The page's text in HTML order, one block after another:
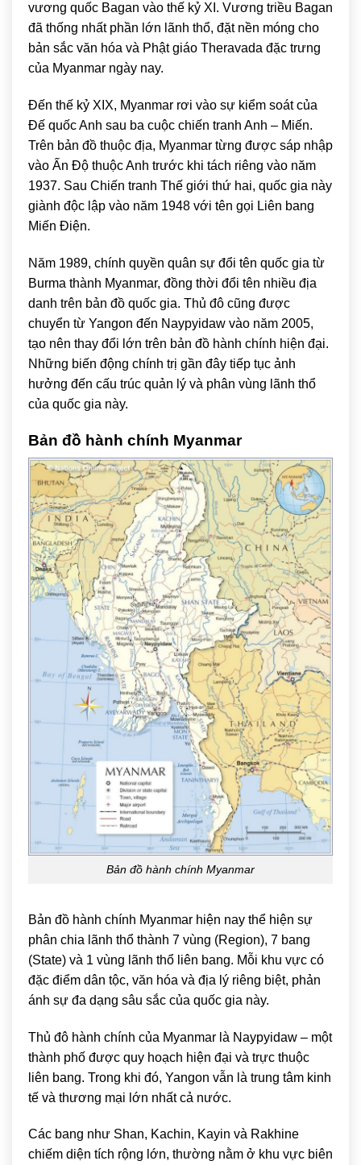
vương quốc Bagan vào thế kỷ XI. Vương triều Bagan
đã thống nhất phần lớn lãnh thổ, đặt nền móng cho
bản sắc văn hóa và Phật giáo Theravada đặc trưng
của Myanmar ngày nay.
Đến thế kỷ XIX, Myanmar rơi vào sự kiểm soát của
Đế quốc Anh sau ba cuộc chiến tranh Anh – Miến.
Trên bản đồ thuộc địa, Myanmar từng được sáp nhập
vào Ấn Độ thuộc Anh trước khi tách riêng vào năm
1937. Sau Chiến tranh Thế giới thứ hai, quốc gia này
giành độc lập vào năm 1948 với tên gọi Liên bang
Miến Điện.
Năm 1989, chính quyền quân sự đổi tên quốc gia từ
Burma thành Myanmar, đồng thời đổi tên nhiều địa
danh trên bản đồ quốc gia. Thủ đô cũng được
chuyển từ Yangon đến Naypyidaw vào năm 2005,
tạo nên thay đổi lớn trên bản đồ hành chính hiện đại.
Những biến động chính trị gần đây tiếp tục ảnh
hưởng đến cấu trúc quản lý và phân vùng lãnh thổ
của quốc gia này.
Bản đồ hành chính Myanmar
Bản đồ hành chính Myanmar
Bản đồ hành chính Myanmar hiện nay thể hiện sự
phân chia lãnh thổ thành 7 vùng (Region), 7 bang
(State) và 1 vùng lãnh thổ liên bang. Mỗi khu vực có
đặc điểm dân tộc, văn hóa và địa lý riêng biệt, phản
ánh sự đa dạng sâu sắc của quốc gia này.
Thủ đô hành chính của Myanmar là Naypyidaw – một
thành phố được quy hoạch hiện đại và trực thuộc
liên bang. Trong khi đó, Yangon vẫn là trung tâm kinh
tế và thương mại lớn nhất cả nước.
Các bang như Shan, Kachin, Kayin và Rakhine
chiếm diện tích rộng lớn, thường nằm ở khu vực biên